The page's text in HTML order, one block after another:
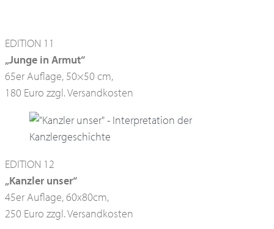
EDITION 11
„Junge in Armut“
65er Auflage, 50×50 cm,
180 Euro zzgl. Versandkosten
EDITION 12
„Kanzler unser“
45er Auflage, 60x80cm,
250 Euro zzgl. Versandkosten